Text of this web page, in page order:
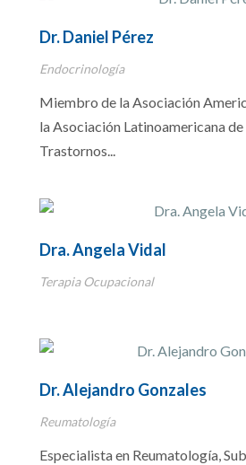
Dr. Daniel Pérez
Endocrinología
Miembro de la Asociación
la Asociación Latinoamericana
Trastornos...
Dra. Angela Vidal
Terapia Ocupacional
Dr. Alejandro Gonzales
Reumatología
Especialista en Reumatología,